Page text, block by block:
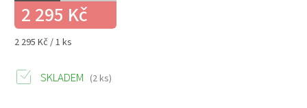
2 295 Kč / 1 ks
2 295 Kč
SKLADEM (2 ks)